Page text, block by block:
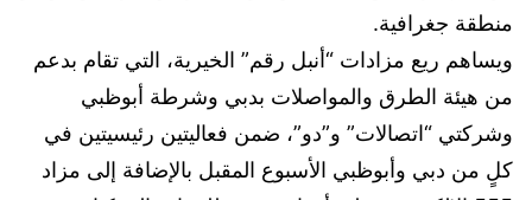
منطقة جغرافية.
ويساهم ريع مزادات “أنبل رقم” الخيرية، التي تقام بدعم
من هيئة الطرق والمواصلات بدبي وشرطة أبوظبي
وشركتي “اتصالات” و”دو”، ضمن فعاليتين رئيسيتين في
كلٍ من دبي وأبوظبي الأسبوع المقبل بالإضافة إلى مزاد